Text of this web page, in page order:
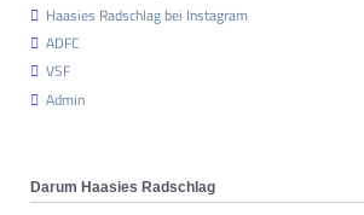
Haasies Radschlag bei Instagram
ADFC
VSF
Admin
Darum Haasies Radschlag